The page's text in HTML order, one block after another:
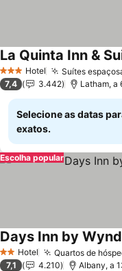
3 EstrelasHotel Suítes
7,4 3.442 Latham, a
Selecione as datas
exatos.
Escolha popular
2 Estrelas
Hotel Quartos de
Days Inn by
7,1 4.210 Albany, a